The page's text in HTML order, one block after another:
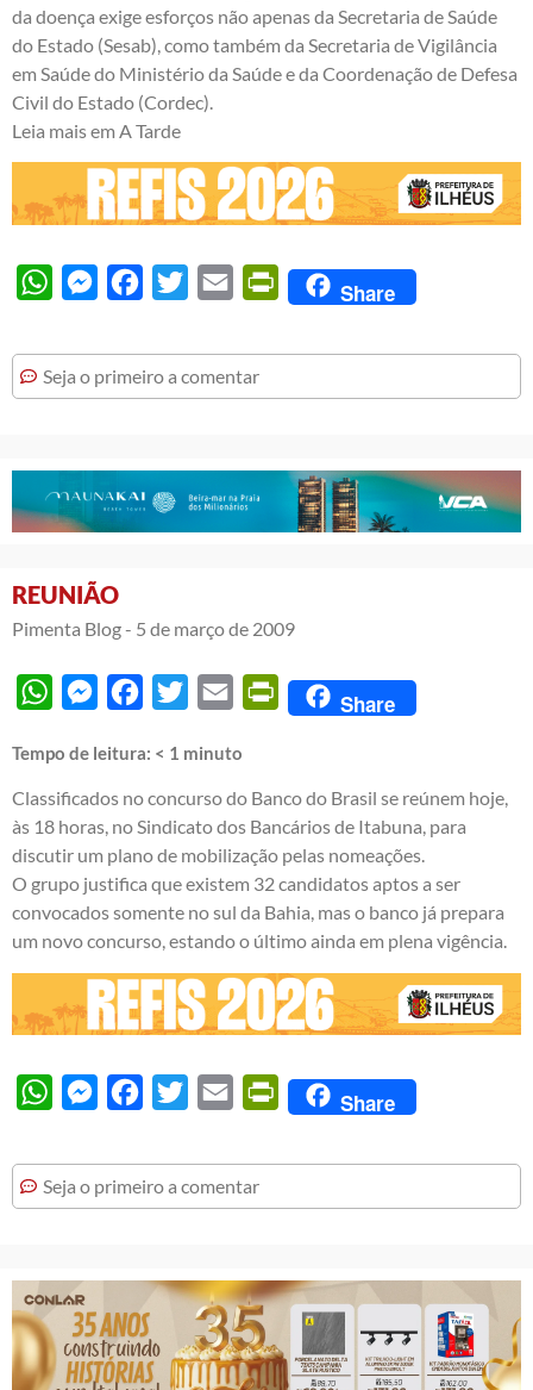
da doença exige esforços não apenas da Secretaria de Saúde
do Estado (Sesab), como também da Secretaria de Vigilância
em Saúde do Ministério da Saúde e da Coordenação de Defesa
Civil do Estado (Cordec).
Leia mais em A Tarde
WhatsAppMessengerFacebook
Twitter Email PrintFriendly
Share
Seja o primeiro a comentar
REUNIÃO
Pimenta Blog - 5 de março de 2009
WhatsAppMessengerFacebook
Twitter Email PrintFriendly
Share
Tempo de leitura: < 1 minuto
Classificados no concurso do Banco do Brasil se reúnem hoje,
às 18 horas, no Sindicato dos Bancários de Itabuna, para
discutir um plano de mobilização pelas nomeações.
O grupo justifica que existem 32 candidatos aptos a ser
convocados somente no sul da Bahia, mas o banco já prepara
um novo concurso, estando o último ainda em plena vigência.
WhatsAppMessengerFacebook
Twitter Email PrintFriendly
Share
Seja o primeiro a comentar